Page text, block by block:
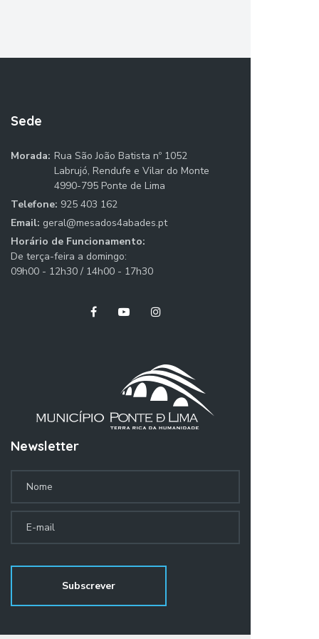
Sede
Morada: Rua São João Batista nº 1052
Labrujó, Rendufe e Vilar do Monte
4990-795 Ponte de Lima
Telefone: 925 403 162
Email: geral@mesados4abades.pt
Horário de Funcionamento:
De terça-feira a domingo:
09h00 - 12h30 / 14h00 - 17h30
Newsletter